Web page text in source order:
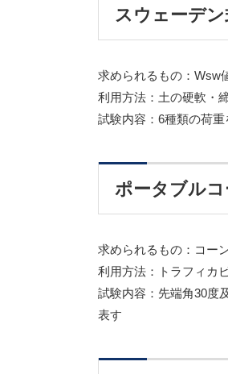
スウェーデ
求められるもの：Wsw
利用方法：土の硬軟・
試験内容：6種類の荷
ポータブル
求められるもの：コー
利用方法：トラフィカ
試験内容：先端角30度
表す